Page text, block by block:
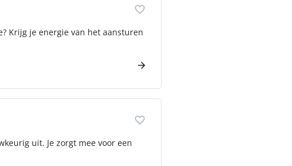
Krijg je energie van het aansturen
uit. Je zorgt mee voor een